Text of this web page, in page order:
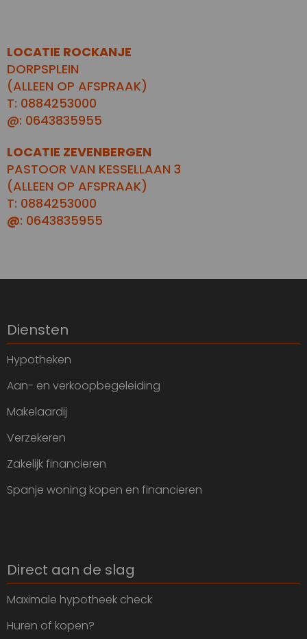
LOCATIE ROCKANJE
DORPSPLEIN
(ALLEEN OP AFSPRAAK)
T: 0884253000
@: 0643835955
LOCATIE ZEVENBERGEN
PASTOOR VAN KESSELLAAN 3
(ALLEEN OP AFSPRAAK)
T: 0884253000
@: 0643835955
Diensten
Hypotheken
Aan- en verkoopbegeleiding
Makelaardij
Verzekeren
Zakelijk financieren
Spanje woning kopen en financieren
Direct aan de slag
Maximale hypotheek check
Huren of kopen?